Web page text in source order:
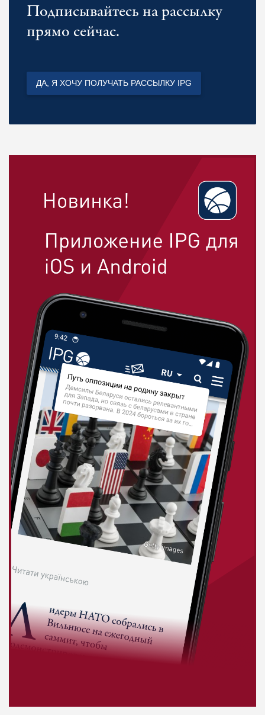
Подписывайтесь на рассылку
прямо сейчас.
ДА, Я ХОЧУ ПОЛУЧАТЬ РАССЫЛКУ IPG